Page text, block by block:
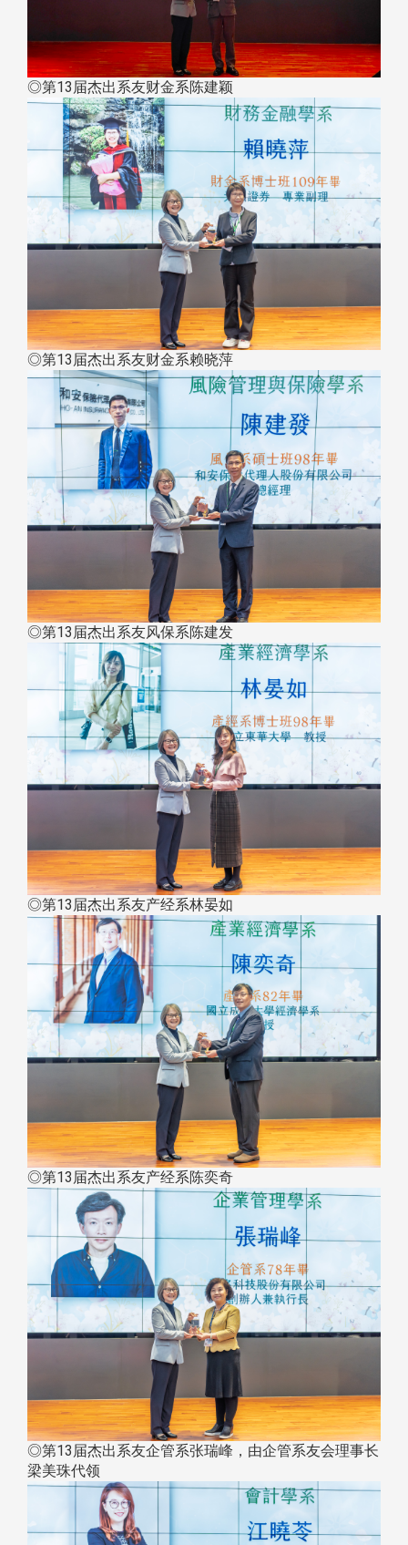
◎第13届杰出系友财金系陈建颖
◎第13届杰出系友财金系赖晓萍
◎第13届杰出系友风保系陈建发
◎第13届杰出系友产经系林晏如
◎第13届杰出系友产经系陈奕奇
◎第13届杰出系友企管系张瑞峰，由企管系友会理事长
梁美珠代领